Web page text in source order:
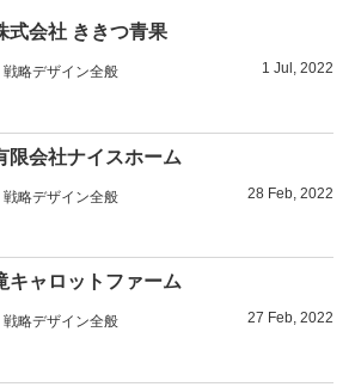
式会社 ききつ青果
戦略デザイン全般 1 Jul ,2022
限会社ナイスホーム
戦略デザイン全般 28 Feb ,2022
キャロットファーム
戦略デザイン全般 27 Feb,2022